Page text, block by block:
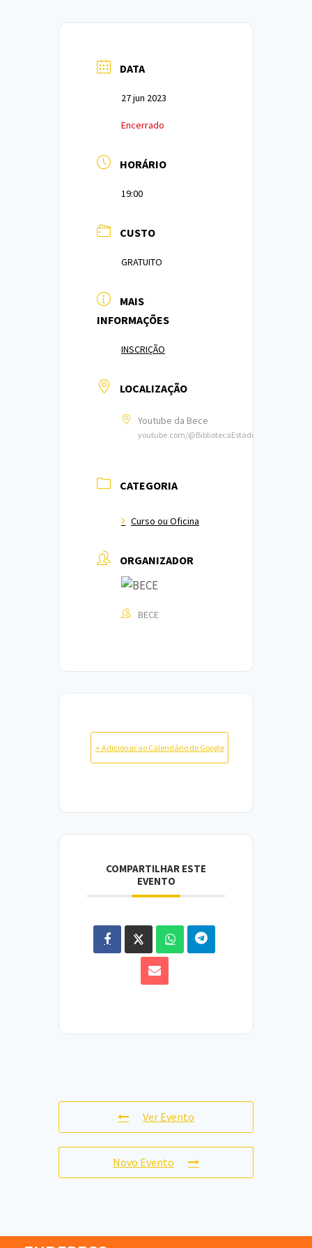
DATA
27 jun 2023
Encerrado
HORÁRIO
19:00
CUSTO
GRATUITO
MAIS
INFORMAÇÕES
INSCRIÇÃO
LOCALIZAÇÃO
Youtube da Bece
youtube.com/@BibliotecaEstadualdoCeara
CATEGORIA
Curso ou Oficina
ORGANIZADOR
BECE
+ Adicionar ao Calendário do Google
COMPARTILHAR ESTE
EVENTO
Ver Evento
Novo Evento